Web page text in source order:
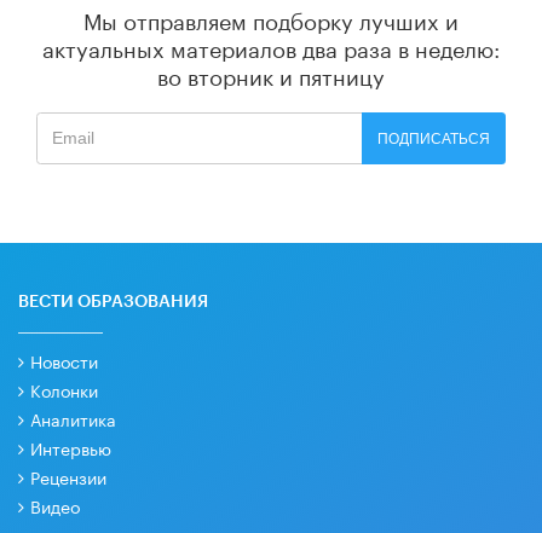
Мы отправляем подборку лучших и
актуальных материалов два раза в неделю:
во вторник и пятницу
ПОДПИСАТЬСЯ
ВЕСТИ ОБРАЗОВАНИЯ
Новости
Колонки
Аналитика
Интервью
Рецензии
Видео